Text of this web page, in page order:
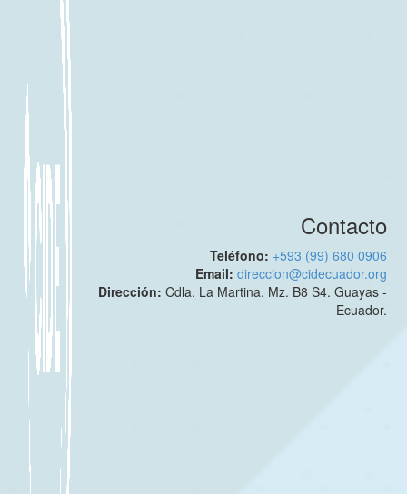
Contacto
Teléfono: +593 (99) 680 0906
Email:direccion@cidecuador.org
Dirección:Cdla. La Martina. Mz. B8 S4. Guayas -
Ecuador.